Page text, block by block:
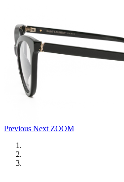
Previous Next ZOOM